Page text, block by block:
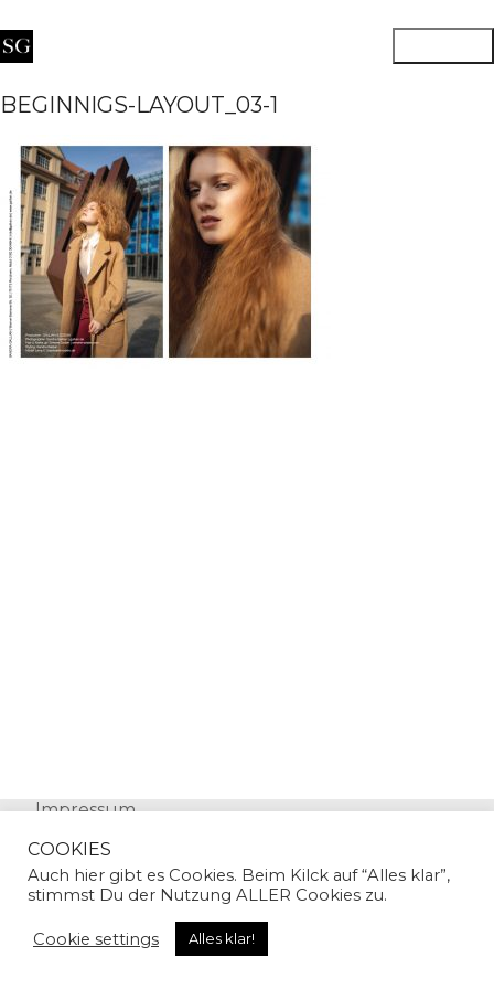
BEGINNIGS-LAYOUT_03-1
Impressum
© Copyright 2024 | Sandra Gallian | All Rights
COOKIES
Auch hier gibt es Cookies. Beim Kilck auf “Alles klar”,
stimmst Du der Nutzung ALLER Cookies zu.
Cookie settings Alles klar!